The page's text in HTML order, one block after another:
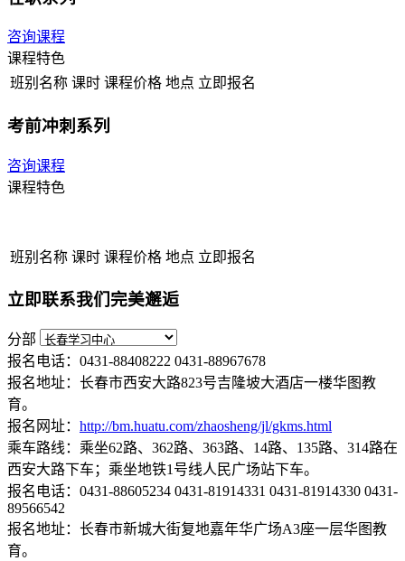
咨询课程
课程特色
班别名称 课时 课程价格 地点 立即报名
考前冲刺系列
咨询课程
课程特色
班别名称 课时 课程价格 地点 立即报名
立即联系我们完美邂逅
分部
报名电话：0431-88408222 0431-88967678
报名地址：长春市西安大路823号吉隆坡大酒店一楼华图教
育。
报名网址： http://bm.huatu.com/zhaosheng/jl/gkms.html
乘车路线：乘坐62路、362路、363路、14路、135路、314路在
西安大路下车；乘坐地铁1号线人民广场站下车。
报名电话：0431-88605234 0431-81914331 0431-81914330 0431-
89566542
报名地址：长春市新城大街复地嘉年华广场A3座一层华图教
育。